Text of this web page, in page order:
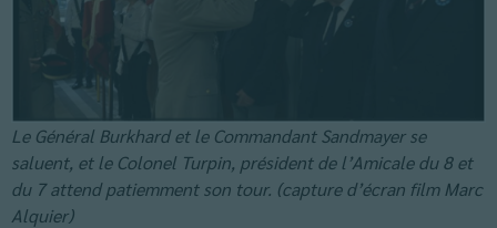
Le Général Burkhard et le Commandant Sandmayer se
saluent, et le Colonel Turpin, président de l’Amicale du 8 et
du 7 attend patiemment son tour. (capture d’écran film Marc
Alquier)